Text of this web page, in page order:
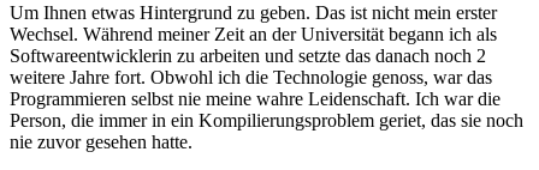
Um Ihnen etwas Hintergrund zu geben. Das ist nicht mein erster
Wechsel. Während meiner Zeit an der Universität begann ich als
Softwareentwicklerin zu arbeiten und setzte das danach noch 2
weitere Jahre fort. Obwohl ich die Technologie genoss, war das
Programmieren selbst nie meine wahre Leidenschaft. Ich war die
Person, die immer in ein Kompilierungsproblem geriet, das sie noch
nie zuvor gesehen hatte.